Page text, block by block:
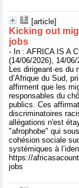
[article]
Kicking out
jobs
- In : AFRICA IS A
(14/06/2026), 14/06/
Les dirigeant·es du
d’Afrique du Sud,
affirment que les
responsables du
publics. Ces
discriminatoires
allégations n'est
"afrophobe" qui
cohésion sociale
systémiques à
https://
jobs